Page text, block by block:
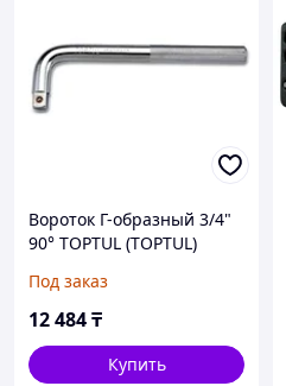
Вороток Г-образный 3/4"
90° TOPTUL (TOPTUL)
Под заказ
12 484₸
Купить